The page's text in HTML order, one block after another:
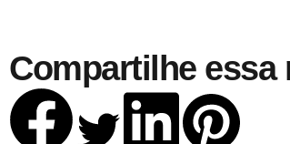
Compartilhe essa